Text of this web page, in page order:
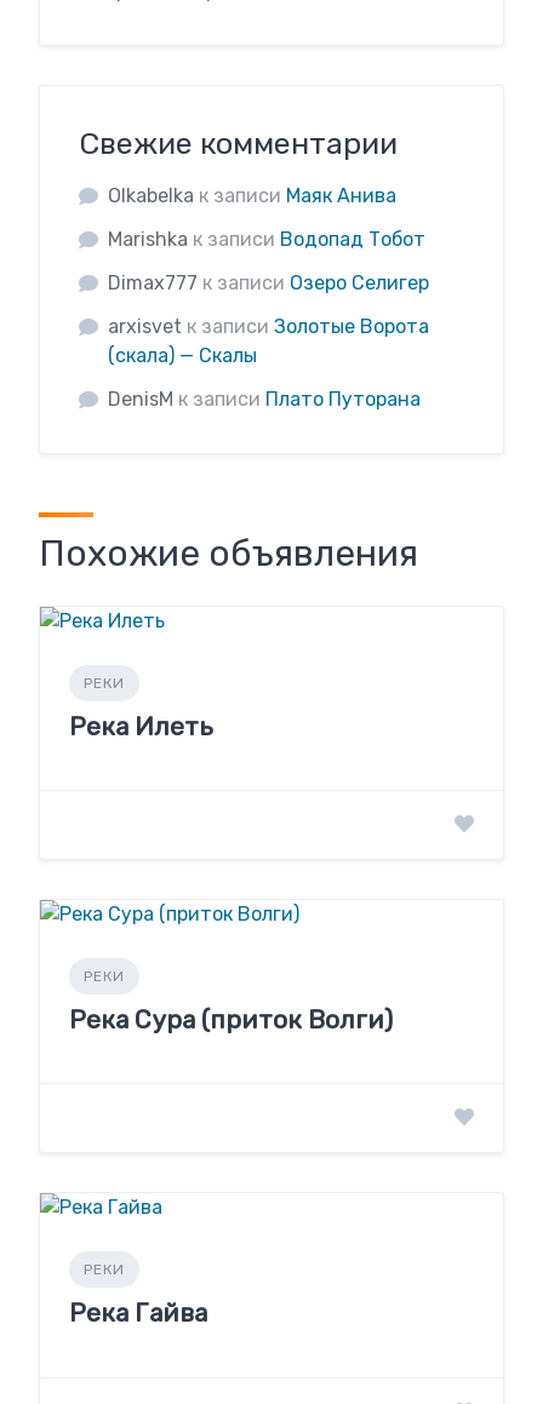
Свежие комментарии
Olkabelka к записи Маяк Анива
Marishka к записи Водопад Тобот
Dimax777 к записи Озеро Селигер
arxisvet к записи Золотые Ворота
(скала) — Скалы
DenisM к записи Плато Путорана
Похожие объявления
РЕКИ
Река Илеть
РЕКИ
Река Сура (приток Волги)
РЕКИ
Река Гайва